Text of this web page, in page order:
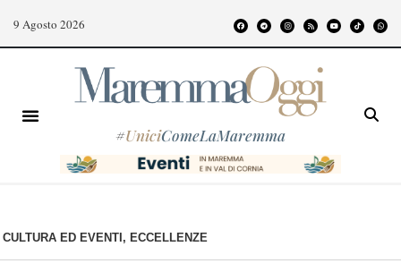
9 Agosto 2026
#UniciComeLaMaremma
CULTURA ED EVENTI , ECCELLENZE